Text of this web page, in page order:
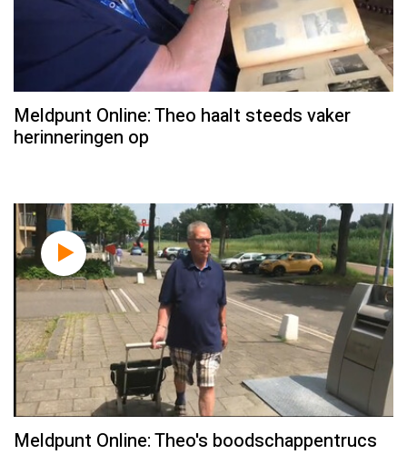
Meldpunt Online: Theo haalt steeds vaker
herinneringen op
Meldpunt Online: Theo's boodschappentrucs